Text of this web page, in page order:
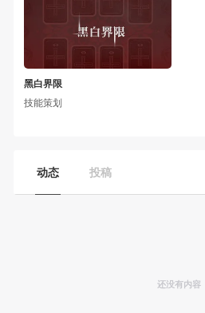
黑白界限
技能策划
动态 投稿
还没有内容